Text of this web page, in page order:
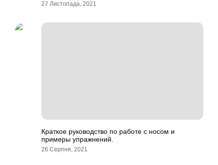
27 Листопада, 2021
Краткое руководство по работе с носом и
примеры упражнений.
26 Серпня, 2021